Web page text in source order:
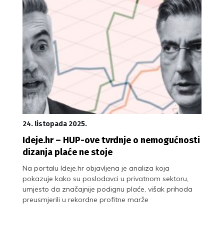
24. listopada 2025.
Ideje.hr – HUP-ove tvrdnje o nemogućnosti
dizanja plaće ne stoje
Na portalu Ideje.hr objavljena je analiza koja
pokazuje kako su poslodavci u privatnom sektoru,
umjesto da značajnije podignu plaće, višak prihoda
preusmjerili u rekordne profitne marže